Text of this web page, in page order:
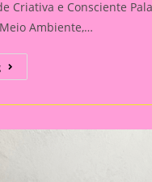
Criativa e Consciente
Ambiente,…
Atividade
Do
Ambiente
E